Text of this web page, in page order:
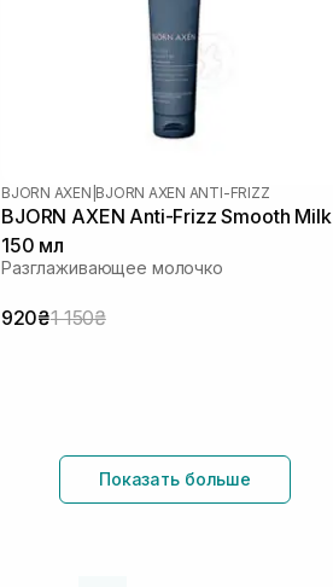
BJORN AXEN BJORN AXEN ANTI-FRIZZ
BJORN AXEN Anti-Frizz Smooth Milk
150 мл
Разглаживающее молочко
920₴1 150₴
Показать больше